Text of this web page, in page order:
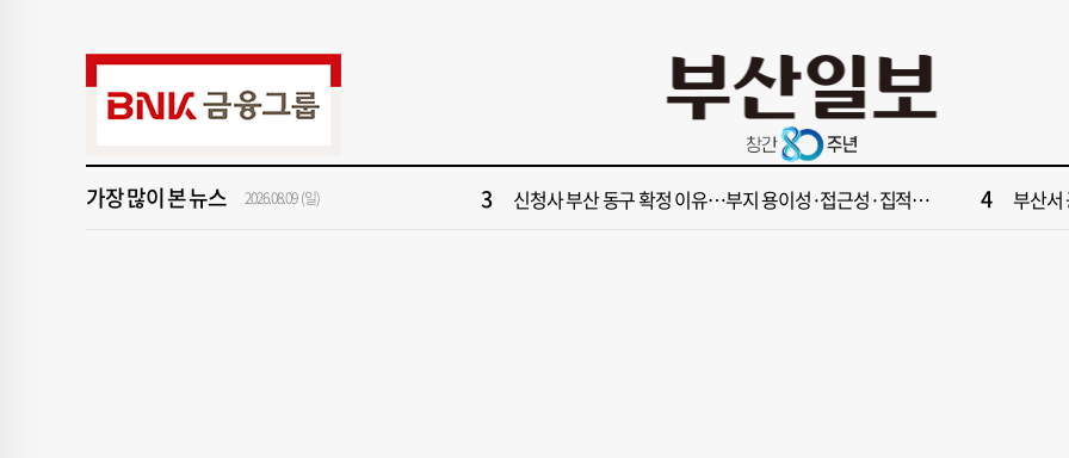
가장 많이 본 뉴스 2026.08.09 (일)
“수영만 계류 모든 선박 영업정지”… 재개발 속도전 이 대
신청사 부산 동구 확정 이유…부지 용이성·접근성·집적 가능성이 운명 갈랐다 [해수부 북항 시대] 부산서
5 부산 다세대주택서 변기 수리 중 흉기 사건… 30대 여성 현행범 체포 6 ‘한국